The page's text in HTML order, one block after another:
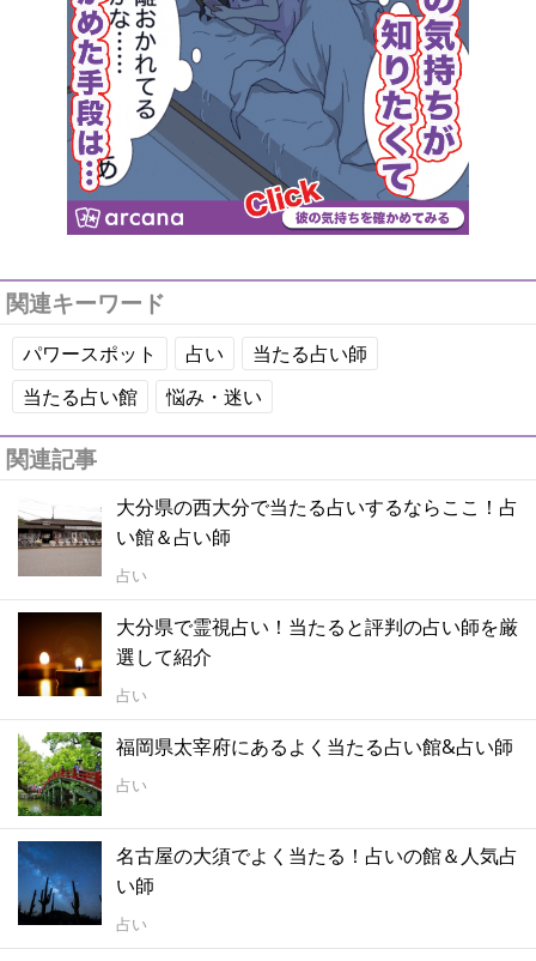
関連キーワード
パワースポット 占い
当たる占い師
当たる占い館
悩み・迷い
関連記事
大分県の西大分で当たる占いするならここ！占
い館＆占い師
占い
大分県で霊視占い！当たると評判の占い師を厳
選して紹介
占い
福岡県太宰府にあるよく当たる占い館&占い師
占い
名古屋の大須でよく当たる！占いの館＆人気占
い師
占い